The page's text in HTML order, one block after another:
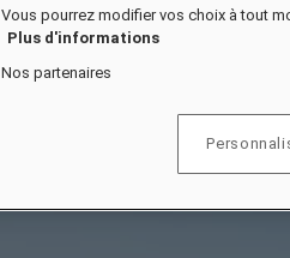
Vous pourrez modifier vos choix à tout
Plus d'informations
Nos partenaires